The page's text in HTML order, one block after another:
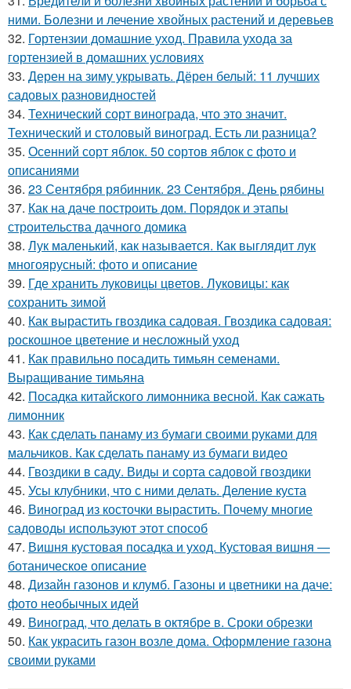
ними. Болезни и лечение хвойных растений и деревьев
32. Гортензии домашние уход. Правила ухода за
гортензией в домашних условиях
33. Дерен на зиму укрывать. Дёрен белый: 11 лучших
садовых разновидностей
34. Технический сорт винограда, что это значит.
Технический и столовый виноград. Есть ли разница?
35. Осенний сорт яблок. 50 сортов яблок с фото и
описаниями
36. 23 Сентября рябинник. 23 Сентября. День рябины
37. Как на даче построить дом. Порядок и этапы
строительства дачного домика
38. Лук маленький, как называется. Как выглядит лук
многоярусный: фото и описание
39. Где хранить луковицы цветов. Луковицы: как
сохранить зимой
40. Как вырастить гвоздика садовая. Гвоздика садовая:
роскошное цветение и несложный уход
41. Как правильно посадить тимьян семенами.
Выращивание тимьяна
42. Посадка китайского лимонника весной. Как сажать
лимонник
43. Как сделать панаму из бумаги своими руками для
мальчиков. Как сделать панаму из бумаги видео
44. Гвоздики в саду. Виды и сорта садовой гвоздики
45. Усы клубники, что с ними делать. Деление куста
46. Виноград из косточки вырастить. Почему многие
садоводы используют этот способ
47. Вишня кустовая посадка и уход. Кустовая вишня —
ботаническое описание
48. Дизайн газонов и клумб. Газоны и цветники на даче:
фото необычных идей
49. Виноград, что делать в октябре в. Сроки обрезки
50. Как украсить газон возле дома. Оформление газона
своими руками